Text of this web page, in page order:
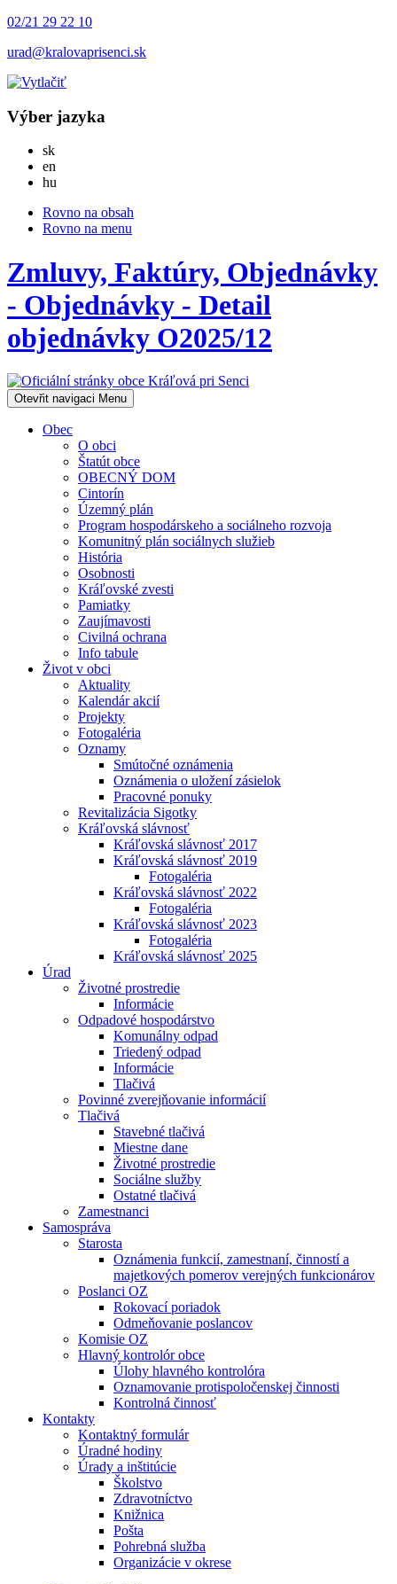
02/21 29 22 10
urad@kralovaprisenci.sk
Výber jazyka
skSlovensky
en
hu
Rovno na obsah
Rovno na menu
Zmluvy, Faktúry, Objednávky
- Objednávky - Detail
objednávky O2025/12
Otevřit navigaci Menu
Obec
O obci
Štatút obce
OBECNÝ DOM
Cintorín
Územný plán
Program hospodárskeho a sociálneho rozvoja
Komunitný plán sociálnych služieb
História
Osobnosti
Kráľovské zvesti
Pamiatky
Zaujímavosti
Civilná ochrana
Info tabule
Život v obci
Aktuality
Kalendár akcií
Projekty
Fotogaléria
Oznamy
Smútočné oznámenia
Oznámenia o uložení zásielok
Pracovné ponuky
Revitalizácia Sigotky
Kráľovská slávnosť
Kráľovská slávnosť 2017
Kráľovská slávnosť 2019
Fotogaléria
Kráľovská slávnosť 2022
Fotogaléria
Kráľovská slávnosť 2023
Fotogaléria
Kráľovská slávnosť 2025
Úrad
Životné prostredie
Informácie
Odpadové hospodárstvo
Komunálny odpad
Triedený odpad
Informácie
Tlačivá
Povinné zverejňovanie informácií
Tlačivá
Stavebné tlačivá
Miestne dane
Životné prostredie
Sociálne služby
Ostatné tlačivá
Zamestnanci
Samospráva
Starosta
Oznámenia funkcií, zamestnaní, činností a
majetkových pomerov verejných funkcionárov
Poslanci OZ
Rokovací poriadok
Odmeňovanie poslancov
Komisie OZ
Hlavný kontrolór obce
Úlohy hlavného kontrolóra
Oznamovanie protispoločenskej činnosti
Kontrolná činnosť
Kontakty
Kontaktný formulár
Úradné hodiny
Úrady a inštitúcie
Školstvo
Zdravotníctvo
Knižnica
Pošta
Pohrebná služba
Organizácie v okrese